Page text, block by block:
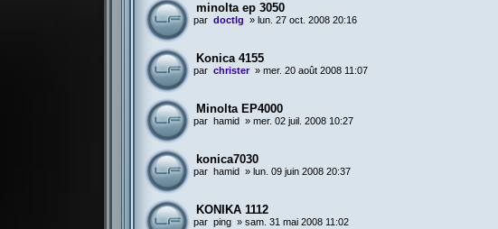
minolta ep 3050
par doctlg » lun. 27 oct. 2008 20:16
Konica 4155
par christer »mer. 20 août 2008 11:07
Minolta EP4000
par hamid »mer. 02 juil. 2008 10:27
konica7030
par hamid » lun. 09 juin 2008 20:37
KONIKA 1112
par ping »sam. 31 mai 2008 11:02